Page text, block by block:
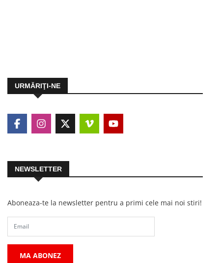
URMĂRIŢI-NE
NEWSLETTER
Aboneaza-te la newsletter pentru a primi cele mai noi stiri!
MA ABONEZ